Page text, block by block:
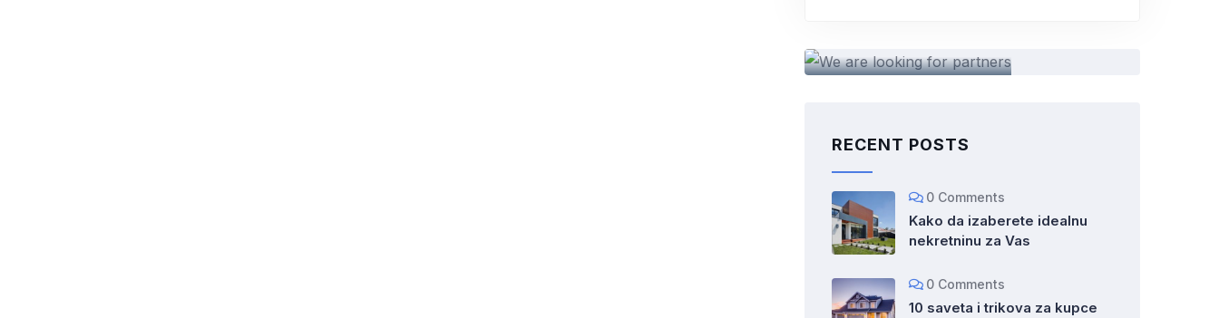
RECENT POSTS
0 Comments
Kako da izaberete idealnu
nekretninu za Vas
0 Comments
10 saveta i trikova za kupce